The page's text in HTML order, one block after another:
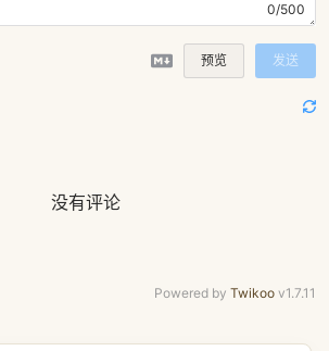
0/500
预览 发送
没有评论
Powered by Twikoo v1.7.11